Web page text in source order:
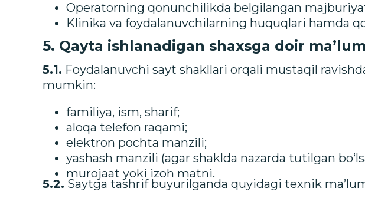
Operatorning qonunchilikda belgilangan
Klinika va foydalanuvchilarning huquqlari hamda
5. Qayta ishlanadigan shaxsga doir
5.1. Foydalanuvchi sayt shakllari orqali mustaqil
mumkin:
familiya, ism, sharif;
aloqa telefon raqami;
elektron pochta manzili;
yashash manzili (agar shaklda nazarda tutilgan
murojaat yoki izoh matni.
5.2. Saytga tashrif buyurilganda quyidagi texnik